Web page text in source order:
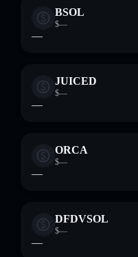
BSOL
$—
—
JUICED
$—
—
ORCA
$—
—
DFDVSOL
$—
—